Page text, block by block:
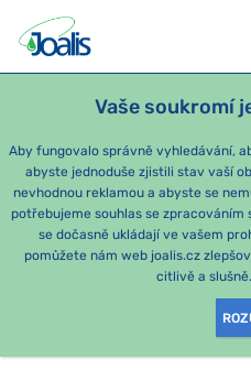
Vaše soukromí
Aby fungovalo správně vyhledávání,
abyste jednoduše zjistili stav vaší
nevhodnou reklamou a abyste se
potřebujeme souhlas se
se dočasně ukládají ve vašem
pomůžete nám web joalis.cz
citlivě a slušně.
PRODUKTY PODLE OBTÍŽÍ
e-shop Joalis
TATO